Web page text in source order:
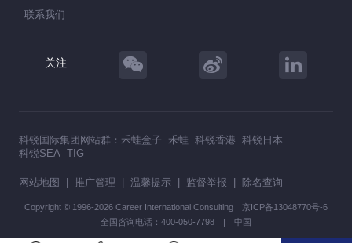
联系我们
关注
科锐国际集团网站群： 禾蛙盒子 禾蛙 科锐香港 科锐日本
科锐SEA TIG
网站地图 | 推广管理 | 温馨提示 | 监督举报 | 除名查询
Copyright © 1996-2026 Career International Consulting 京ICP备13048770号-6
全国咨询电话：400-050-7798 | 中国